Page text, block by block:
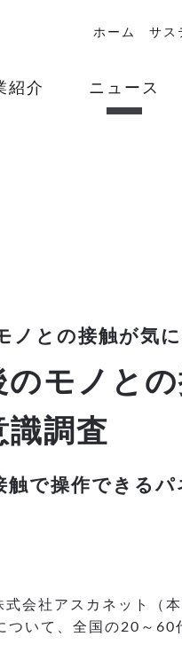
ホーム サス
紹介 ニュース
との接触が気に
のモノと
識調査
で操作できるパ
会社アスカネット（
いて、全国の20～